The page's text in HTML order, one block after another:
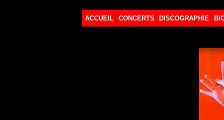
ACCUEIL CONCERTS DISCOGRAPHIE